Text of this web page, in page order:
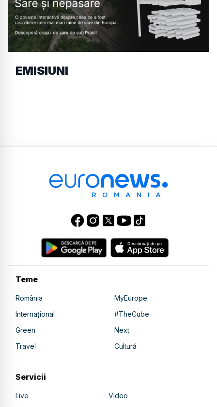
EMISIUNI
Teme
România
MyEurope
Internațional
#TheCube
Green
Next
Travel
Cultură
Servicii
Live Video